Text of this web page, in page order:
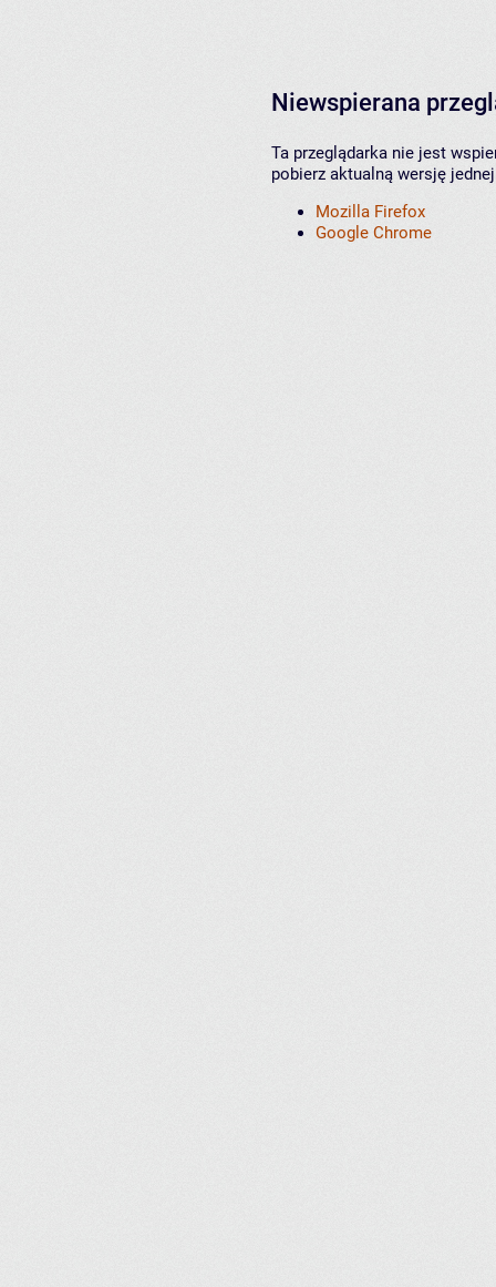
Niewspierana
Ta przeglądarka nie jest
pobierz aktualną wersję
Mozilla Firefox
Google Chrome